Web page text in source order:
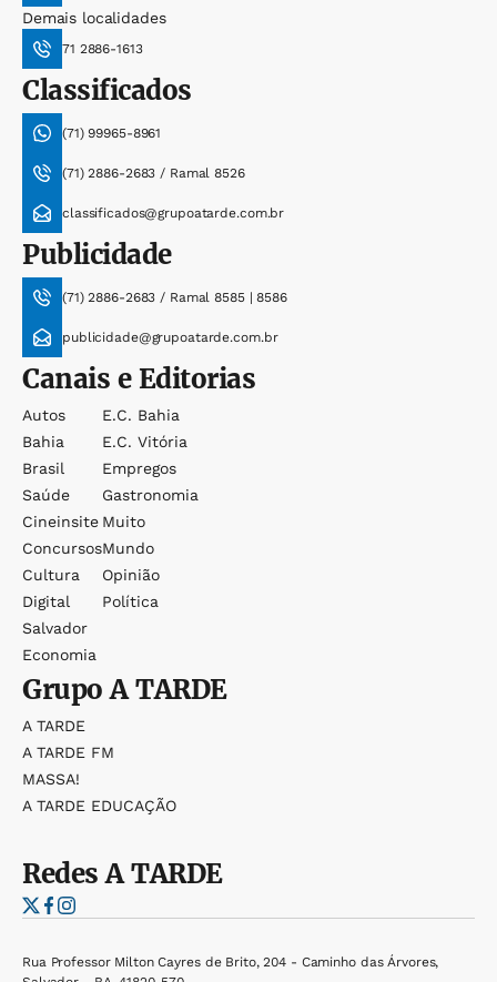
Demais localidades
71 2886-1613
Classificados
(71) 99965-8961
(71) 2886-2683 / Ramal 8526
classificados@grupoatarde.com.br
Publicidade
(71) 2886-2683 / Ramal 8585 | 8586
publicidade@grupoatarde.com.br
Canais e Editorias
Autos
Bahia
Brasil
Saúde
Cineinsite
Concursos
Cultura
Digital
Salvador
Economia
E.c. Bahia
E.c. Vitória
Empregos
Gastronomia
Muito
Mundo
Opinião
Política
GrupoA TARDE
A TARDE
A TARDE FM
MASSA!
A TARDE EDUCAÇÃO
RedesA TARDE
Rua Professor Milton Cayres de Brito, 204 - Caminho das Árvores,